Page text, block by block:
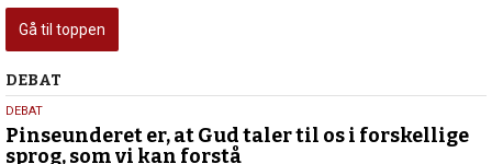
Gå til toppen
Debat
DEBAT
5.
august
DEBAT
Pinseunderet er, at Gud taler til os i forskellige
sprog, som vi kan forstå